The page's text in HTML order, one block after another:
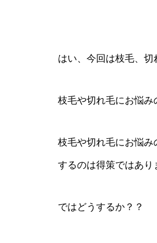
はい、今回は枝毛、
枝毛や切れ毛にお悩
枝毛や切れ毛にお悩
するのは得策ではあり
ではどうするか？？